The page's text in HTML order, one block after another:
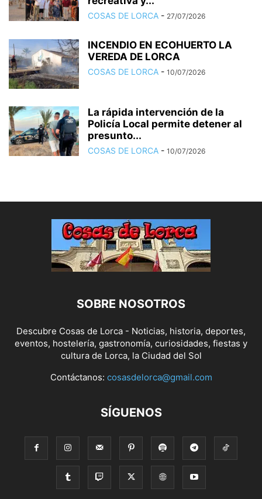
COSAS DE LORCA - 27/07/2026
INCENDIO EN ECOHUERTO LA
VEREDA DE LORCA
COSAS DE LORCA - 10/07/2026
La rápida intervención de la
Policía Local permite detener al
presunto...
COSAS DE LORCA - 10/07/2026
SOBRE NOSOTROS
Descubre Cosas de Lorca - Noticias, historia, deportes,
eventos, hostelería, gastronomía, curiosidades, fiestas y
cultura de Lorca, la Ciudad del Sol
Contáctanos: cosasdelorca@gmail.com
SÍGUENOS